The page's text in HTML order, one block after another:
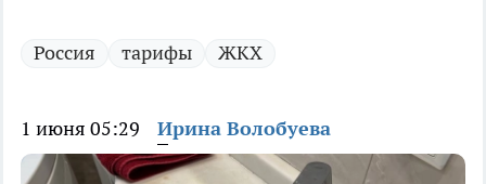
Россия тарифы ЖКХ
1 июня 05:29 Ирина Волобуева